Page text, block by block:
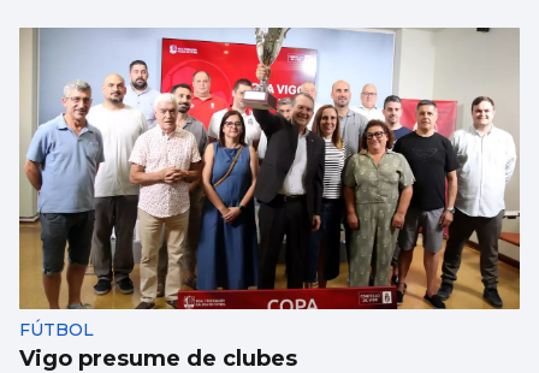
FÚTBOL
Vigo presume de clubes